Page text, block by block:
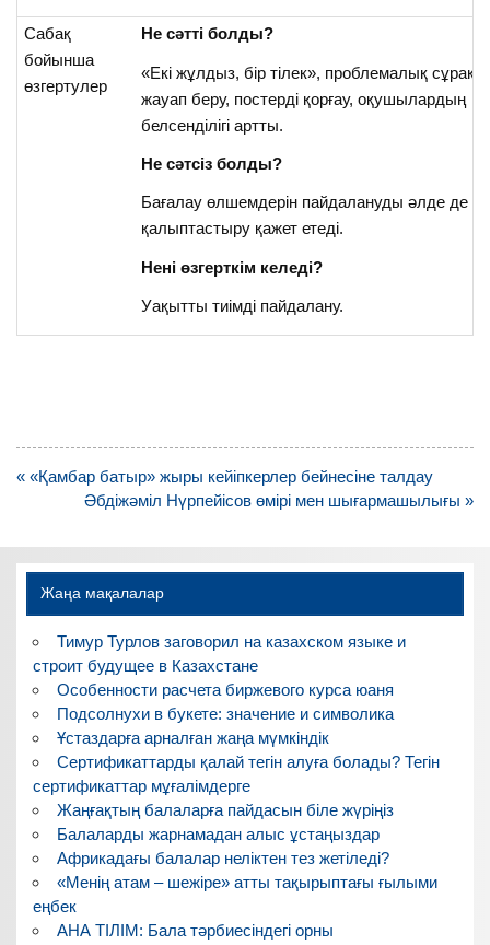
Сабақ
бойынша
өзгертулер
Не сәтті болды?
«Екі жұлдыз, бір тілек», проблемалық
жауап беру, постерді қорғау, оқушылардың
белсенділігі артты.
Не сәтсіз болды?
Бағалау өлшемдерін пайдалануды әлде де
қалыптастыру қажет етеді.
Нені өзгерткім келеді?
Уақытты тиімді пайдалану.
Навигация
« «Қамбар батыр» жыры кейіпкерлер бейнесіне талдау
Әбдіжәміл Нүрпейісов өмірі мен шығармашылығы »
Жаңа мақалалар
Тимур Турлов заговорил на казахском языке и
строит будущее в Казахстане
Особенности расчета биржевого курса юаня
Подсолнухи в букете: значение и символика
Ұстаздарға арналған жаңа мүмкіндік
Сертификаттарды қалай тегін алуға болады? Тегін
сертификаттар мұғалімдерге
Жаңғақтың балаларға пайдасын біле жүріңіз
Балаларды жарнамадан алыс ұстаңыздар
Африкадағы балалар неліктен тез жетіледі?
«Менің атам – шежіре» атты тақырыптағы ғылыми
еңбек
АНА ТІЛІМ: Бала тәрбиесіндегі орны